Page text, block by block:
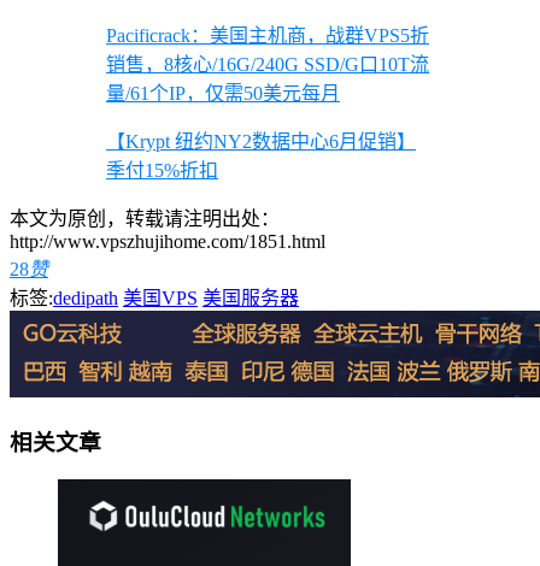
Pacificrack：美国主机商，战群VPS5折
销售，8核心/16G/240G SSD/G口10T流
量/61个IP，仅需50美元每月
【Krypt 纽约NY2数据中心6月促销】
季付15%折扣
本文为原创，转载请注明出处：
http://www.vpszhujihome.com/1851.html
28赞
标签:dedipath 美国VPS 美国服务器
相关文章